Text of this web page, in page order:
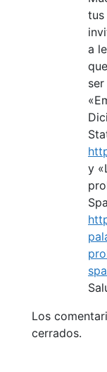
tus
a
y
Los
cerrados.